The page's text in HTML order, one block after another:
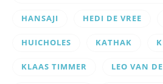
HANSAJI HEDI DE VREE
HUICHOLES KATHAK
KLAAS TIMMER LEO VAN